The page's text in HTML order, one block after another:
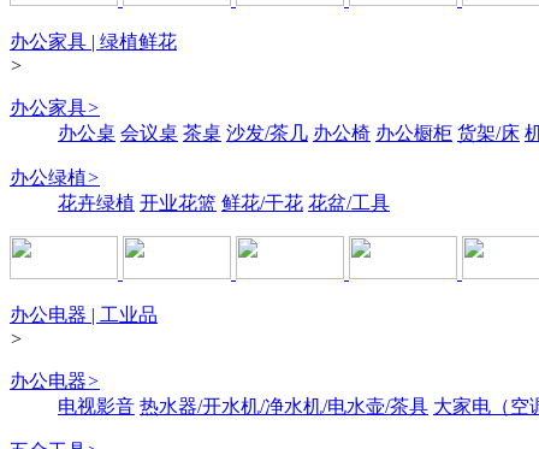
办公家具 | 绿植鲜花
>
办公家具>
办公桌 会议桌 茶桌 沙发/茶几 办公椅 办公橱柜 货架/床
办公绿植>
花卉绿植 开业花篮 鲜花/干花 花盆/工具
办公电器 | 工业品
>
办公电器>
电视影音 热水器/开水机/净水机/电水壶/茶具 大家电（空